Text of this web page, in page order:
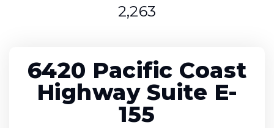
2,263
6420 Pacific Coast
Highway Suite E-
155